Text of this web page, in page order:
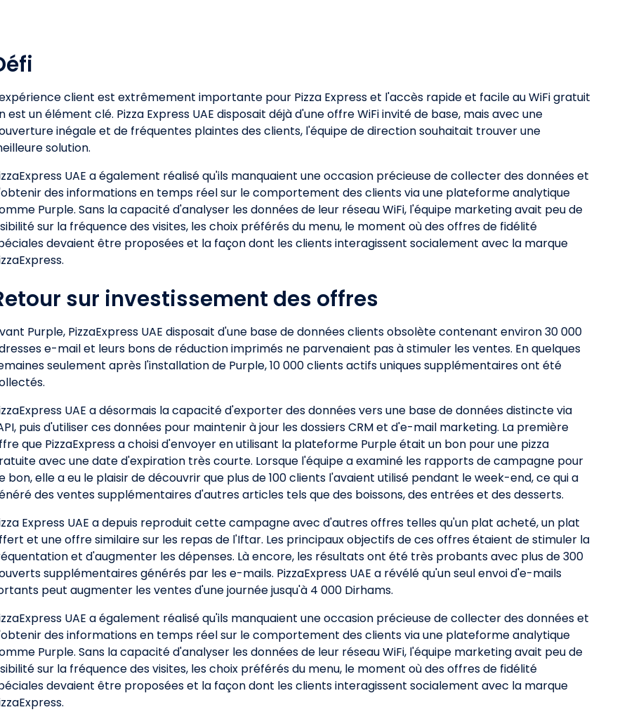
client est extrêmement importante pour Pizza Express et l'accès rapide et facile au WiFi gratuit
est un élément clé. Pizza Express UAE disposait déjà d'une offre WiFi invité de base, mais avec une
inégale et de fréquentes plaintes des clients, l'équipe de direction souhaitait trouver une
solution.
UAE a également réalisé qu'ils manquaient une occasion précieuse de collecter des données et
des informations en temps réel sur le comportement des clients via une plateforme analytique
Purple. Sans la capacité d'analyser les données de leur réseau WiFi, l'équipe marketing avait peu de
sur la fréquence des visites, les choix préférés du menu, le moment où des offres de fidélité
devaient être proposées et la façon dont les clients interagissent socialement avec la marque
sur investissement des offres
Purple, PizzaExpress UAE disposait d'une base de données clients obsolète contenant environ 30 000
e-mail et leurs bons de réduction imprimés ne parvenaient pas à stimuler les ventes. En quelques
seulement après l'installation de Purple, 10 000 clients actifs uniques supplémentaires ont été
UAE a désormais la capacité d'exporter des données vers une base de données distincte via
puis d'utiliser ces données pour maintenir à jour les dossiers CRM et d'e-mail marketing. La première
que PizzaExpress a choisi d'envoyer en utilisant la plateforme Purple était un bon pour une pizza
avec une date d'expiration très courte. Lorsque l'équipe a examiné les rapports de campagne pour
bon, elle a eu le plaisir de découvrir que plus de 100 clients l'avaient utilisé pendant le week-end, ce qui a
des ventes supplémentaires d'autres articles tels que des boissons, des entrées et des desserts.
Express UAE a depuis reproduit cette campagne avec d'autres offres telles qu'un plat acheté, un plat
et une offre similaire sur les repas de l'Iftar. Les principaux objectifs de ces offres étaient de stimuler la
et d'augmenter les dépenses. Là encore, les résultats ont été très probants avec plus de 300
supplémentaires générés par les e-mails. PizzaExpress UAE a révélé qu'un seul envoi d'e-mails
peut augmenter les ventes d'une journée jusqu'à 4 000 Dirhams.
UAE a également réalisé qu'ils manquaient une occasion précieuse de collecter des données et
des informations en temps réel sur le comportement des clients via une plateforme analytique
Purple. Sans la capacité d'analyser les données de leur réseau WiFi, l'équipe marketing avait peu de
sur la fréquence des visites, les choix préférés du menu, le moment où des offres de fidélité
devaient être proposées et la façon dont les clients interagissent socialement avec la marque